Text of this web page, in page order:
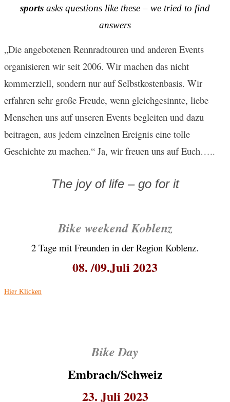
sports asks questions like these – we tried to find
answers
„Die angebotenen Rennradtouren und anderen Events
organisieren wir seit 2006. Wir machen das nicht
kommerziell, sondern nur auf Selbstkostenbasis. Wir
erfahren sehr große Freude, wenn gleichgesinnte, liebe
Menschen uns auf unseren Events begleiten und dazu
beitragen, aus jedem einzelnen Ereignis eine tolle
Geschichte zu machen.“ Ja, wir freuen uns auf Euch…..
The joy of life – go for it
Bike weekend Koblenz
2 Tage mit Freunden in der Region Koblenz.
08. /09.Juli 2023
Hier Klicken
Bike Day
Embrach/Schweiz
23. Juli 2023